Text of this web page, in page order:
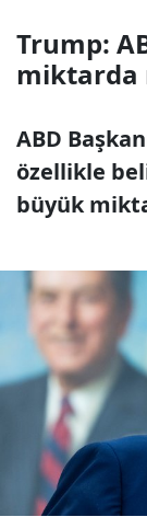
Trump:
miktarda
ABD
özellikle
büyük